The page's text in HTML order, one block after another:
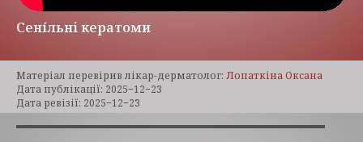
Сені́льні кератоми
Матеріал перевірив лікар-дерматолог: Лопаткіна Оксана
Дата публікації: 2025−12−23
Дата ревізії: 2025−12−23